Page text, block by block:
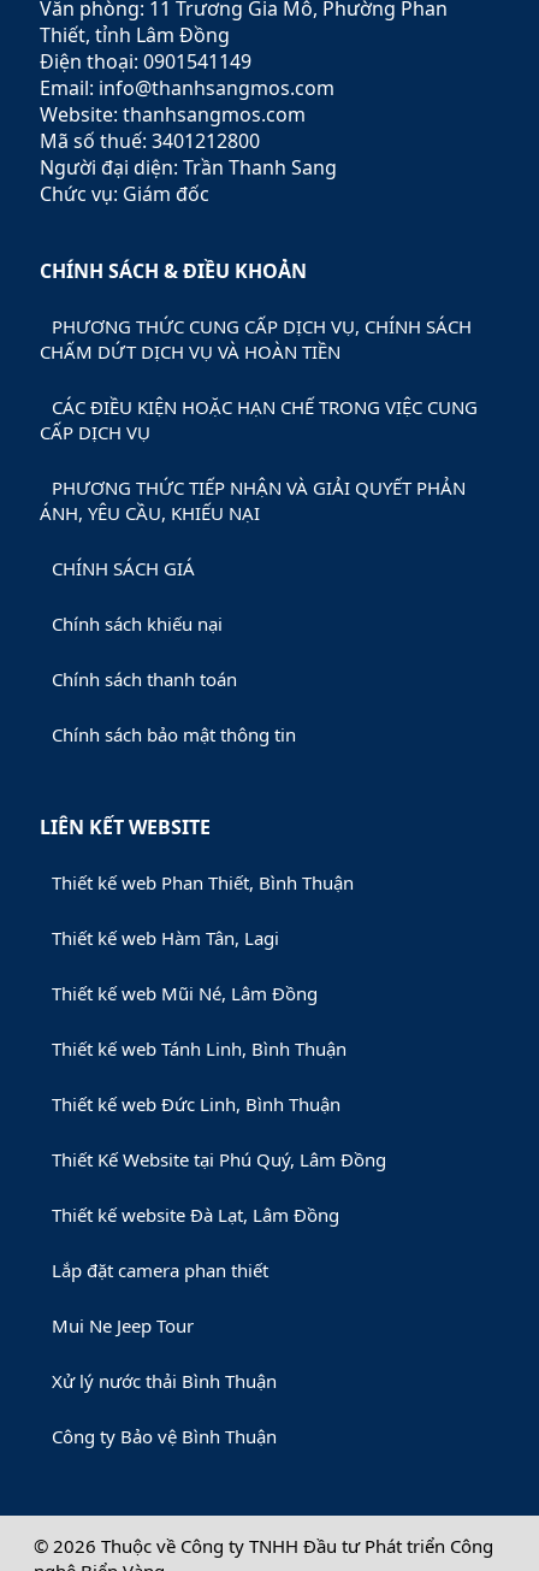
giúp khách hàng tối ưu hóa
lợi nhuận và giảm thiểu rủi
ro.
Văn phòng: 11 Trương Gia Mô, Phường Phan
Thiết, tỉnh Lâm Đồng
Điện thoại: 0901541149
Email: info@thanhsangmos.com
Website: thanhsangmos.com
Mã số thuế: 3401212800
Người đại diện: Trần Thanh Sang
Chức vụ: Giám đốc
CHÍNH SÁCH & ĐIỀU KHOẢN
PHƯƠNG THỨC CUNG CẤP DỊCH VỤ, CHÍNH SÁCH
CHẤM DỨT DỊCH VỤ VÀ HOÀN TIỀN
CÁC ĐIỀU KIỆN HOẶC HẠN CHẾ TRONG VIỆC CUNG
CẤP DỊCH VỤ
PHƯƠNG THỨC TIẾP NHẬN VÀ GIẢI QUYẾT PHẢN
ÁNH, YÊU CẦU, KHIẾU NẠI
CHÍNH SÁCH GIÁ
Chính sách khiếu nại
Chính sách thanh toán
Chính sách bảo mật thông tin
LIÊN KẾT WEBSITE
Thiết kế web Phan Thiết, Bình Thuận
Thiết kế web Hàm Tân, Lagi
Thiết kế web Mũi Né, Lâm Đồng
Thiết kế web Tánh Linh, Bình Thuận
Thiết kế web Đức Linh, Bình Thuận
Thiết Kế Website tại Phú Quý, Lâm Đồng
Thiết kế website Đà Lạt, Lâm Đồng
Lắp đặt camera phan thiết
Mui Ne Jeep Tour
Xử lý nước thải Bình Thuận
Công ty Bảo vệ Bình Thuận
© 2026 Thuộc về Công ty TNHH Đầu tư Phát triển Công